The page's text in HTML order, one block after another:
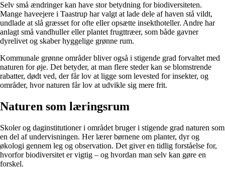
Selv små ændringer kan have stor betydning for biodiversiteten.
Mange haveejere i Taastrup har valgt at lade dele af haven stå vildt,
undlade at slå græsset for ofte eller opsætte insekthoteller. Andre har
anlagt små vandhuller eller plantet frugttræer, som både gavner
dyrelivet og skaber hyggelige grønne rum.
Kommunale grønne områder bliver også i stigende grad forvaltet med
naturen for øje. Det betyder, at man flere steder kan se blomstrende
rabatter, dødt ved, der får lov at ligge som levested for insekter, og
områder, hvor naturen får lov at udvikle sig mere frit.
Naturen som læringsrum
Skoler og daginstitutioner i området bruger i stigende grad naturen som
en del af undervisningen. Her lærer børnene om planter, dyr og
økologi gennem leg og observation. Det giver en tidlig forståelse for,
hvorfor biodiversitet er vigtig – og hvordan man selv kan gøre en
forskel.